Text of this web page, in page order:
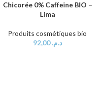
Chicorée 0% Caffeine BIO –
Lima
Produits cosmétiques bio
د.م.92,00